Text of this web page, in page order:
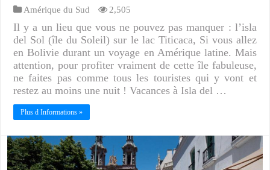
Amérique du Sud 2,505
Il y a un lieu que vous ne pouvez pas manquer : l’isla
del Sol (île du Soleil) sur le lac Titicaca, Si vous allez
en Bolivie durant un voyage en Amérique latine. Mais
attention, pour profiter vraiment de cette île fabuleuse,
ne faites pas comme tous les touristes qui y vont et
restez au moins une nuit ! Vacances à Isla del …
Plus d Informations »